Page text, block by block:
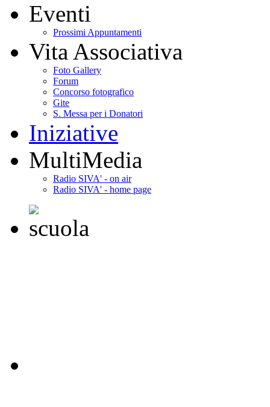
Eventi
Prossimi Appuntamenti
Vita Associativa
Foto Gallery
Forum
Concorso fotografico
Gite
S. Messa per i Donatori
Iniziative
MultiMedia
Radio SIVA' - on air
Radio SIVA' - home page